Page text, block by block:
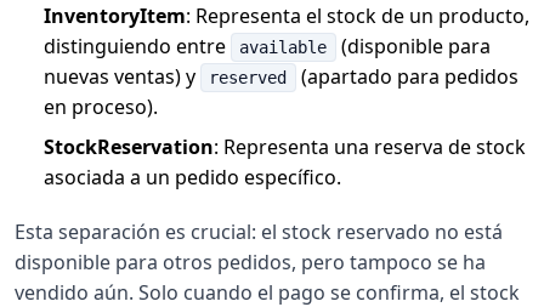
InventoryItem: Representa el stock de un producto,
distinguiendo entre
available
(disponible para
nuevas ventas) y
reserved
(apartado para pedidos
en proceso).
StockReservation: Representa una reserva de stock
asociada a un pedido específico.
Esta separación es crucial: el stock reservado no está
disponible para otros pedidos, pero tampoco se ha
vendido aún. Solo cuando el pago se confirma, el stock